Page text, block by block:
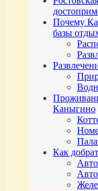
Почему
базы
Каныгино
Как